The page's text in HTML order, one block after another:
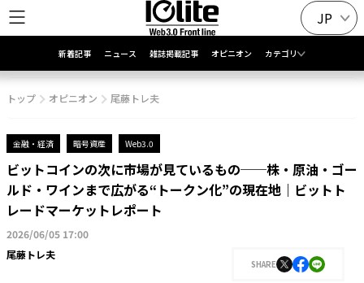
JP
新着記事 ニュース 雑誌掲載記事 オピニオン カテゴリ
トップ オピニオン 尾藤トレ夫
金融・経済 暗号資産 Web3.0
ビットコインの次に市場が見ているもの──株・原油・ゴー
ルド・ワインまで広がる“トークン化”の現在地｜ビットト
レードマーケットレポート
2026/06/05 17:00
尾藤トレ夫
SHARE